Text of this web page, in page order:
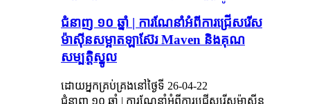
ជំនាញ ១០ ឆ្នាំ | ការណែនាំអំពីការជ្រើសរើស
ម៉ាស៊ីនសម្អាតឡាស៊ែរ Maven និងគុណ
សម្បត្តិស្នូល
ដោយអ្នកគ្រប់គ្រងនៅថ្ងៃទី 26-04-22
ជំនាញ ១០ ឆ្នាំ | ការណែនាំអំពីការជ្រើសរើសម៉ាស៊ីន